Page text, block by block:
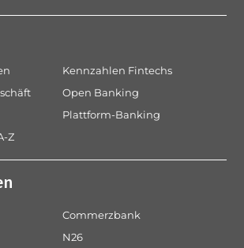
Kennzahlen Fintechs
Open Banking
Plattform-Banking
Z
Commerzbank
N26